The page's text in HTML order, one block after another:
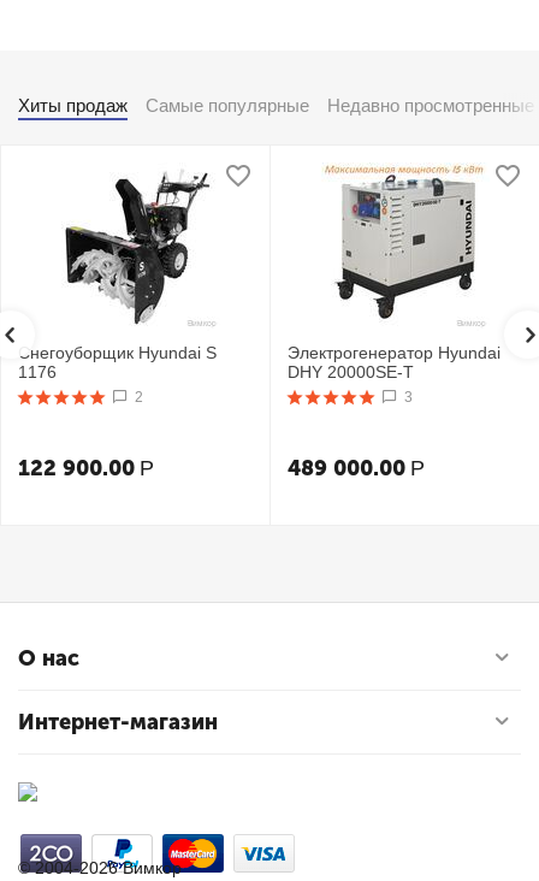
Хиты продаж Самые популярные Недавно просмотренные
Снегоуборщик Hyundai S
1176
2
122 900.00 Р
Электрогенератор Hyundai
DHY 20000SE-T
3
489 000.00 Р
О нас
Интернет-магазин
© 2004-2026 Вимкор